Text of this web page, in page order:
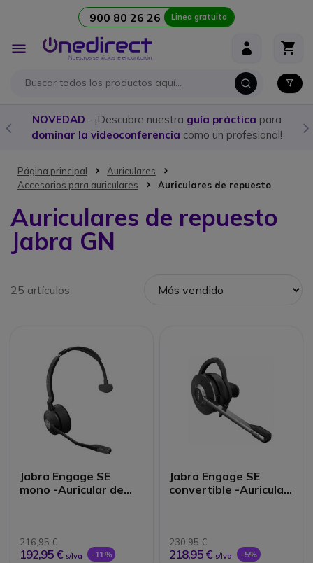
900 80 26 26 Linea gratuita
Toggle
Nav
NOVEDAD - ¡Descubre nuestra guía práctica para
dominar la videoconferencia como un profesional!
Página principal
Auriculares
Accesorios para auriculares
Auriculares de repuesto
Auriculares de repuesto
Jabra GN
25 artículos
Jabra Engage SE
mono -Auricular de
216,95 €
192,95 € s/Iva -11%
Jabra Engage SE
convertible -Auricular
230,95 €
218,95 € s/Iva -5%